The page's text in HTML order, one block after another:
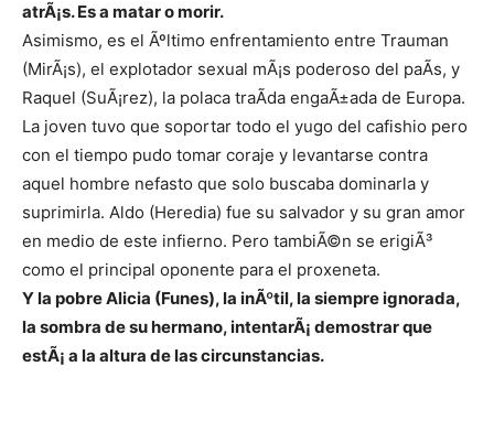
atrÃ¡s. Es a matar o morir.
Asimismo, es el Ãºltimo enfrentamiento entre Trauman
(MirÃ¡s), el explotador sexual mÃ¡s poderoso del paÃ­s, y
Raquel (SuÃ¡rez), la polaca traÃ­da engaÃ±ada de Europa.
La joven tuvo que soportar todo el yugo del cafishio pero
con el tiempo pudo tomar coraje y levantarse contra
aquel hombre nefasto que solo buscaba dominarla y
suprimirla. Aldo (Heredia) fue su salvador y su gran amor
en medio de este infierno. Pero tambiÃ©n se erigiÃ³
como el principal oponente para el proxeneta.
Y la pobre Alicia (Funes), la inÃºtil, la siempre ignorada,
la sombra de su hermano, intentarÃ¡ demostrar que
estÃ¡ a la altura de las circunstancias.